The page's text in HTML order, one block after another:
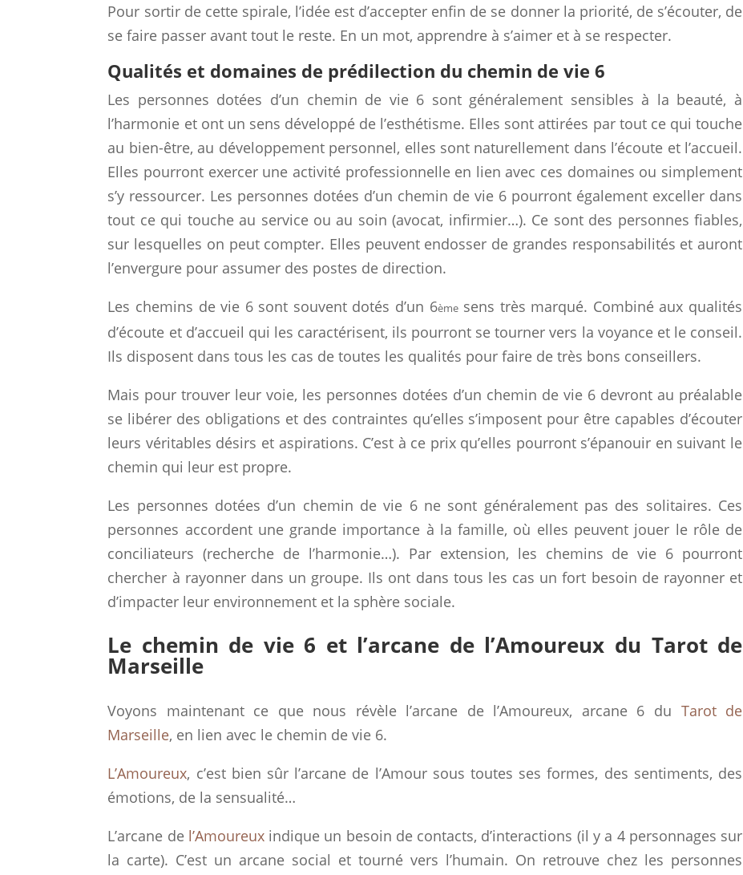
Pour sortir de cette spirale, l’idée est d’accepter enfin de se donner la priorité, de s’écouter, de
se faire passer avant tout le reste. En un mot, apprendre à s’aimer et à se respecter.
Qualités et domaines de prédilection du chemin de vie 6
Les personnes dotées d’un chemin de vie 6 sont généralement sensibles à la beauté, à
l’harmonie et ont un sens développé de l’esthétisme. Elles sont attirées par tout ce qui touche
au bien-être, au développement personnel, elles sont naturellement dans l’écoute et l’accueil.
Elles pourront exercer une activité professionnelle en lien avec ces domaines ou simplement
s’y ressourcer. Les personnes dotées d’un chemin de vie 6 pourront également exceller dans
tout ce qui touche au service ou au soin (avocat, infirmier…). Ce sont des personnes fiables,
sur lesquelles on peut compter. Elles peuvent endosser de grandes responsabilités et auront
l’envergure pour assumer des postes de direction.
Les chemins de vie 6 sont souvent dotés d’un 6èmesens très marqué. Combiné aux qualités
d’écoute et d’accueil qui les caractérisent, ils pourront se tourner vers la voyance et le conseil.
Ils disposent dans tous les cas de toutes les qualités pour faire de très bons conseillers.
Mais pour trouver leur voie, les personnes dotées d’un chemin de vie 6 devront au préalable
se libérer des obligations et des contraintes qu’elles s’imposent pour être capables d’écouter
leurs véritables désirs et aspirations. C’est à ce prix qu’elles pourront s’épanouir en suivant le
chemin qui leur est propre.
Les personnes dotées d’un chemin de vie 6 ne sont généralement pas des solitaires. Ces
personnes accordent une grande importance à la famille, où elles peuvent jouer le rôle de
conciliateurs (recherche de l’harmonie…). Par extension, les chemins de vie 6 pourront
chercher à rayonner dans un groupe. Ils ont dans tous les cas un fort besoin de rayonner et
d’impacter leur environnement et la sphère sociale.
Le chemin de vie 6 et l’arcane de l’Amoureux du Tarot de
Marseille
Voyons maintenant ce que nous révèle l’arcane de l’Amoureux, arcane 6 du Tarot de
Marseille, en lien avec le chemin de vie 6.
L’Amoureux, c’est bien sûr l’arcane de l’Amour sous toutes ses formes, des sentiments, des
émotions, de la sensualité…
L’arcane de l’Amoureuxindique un besoin de contacts, d’interactions (il y a 4 personnages sur
la carte). C’est un arcane social et tourné vers l’humain. On retrouve chez les personnes